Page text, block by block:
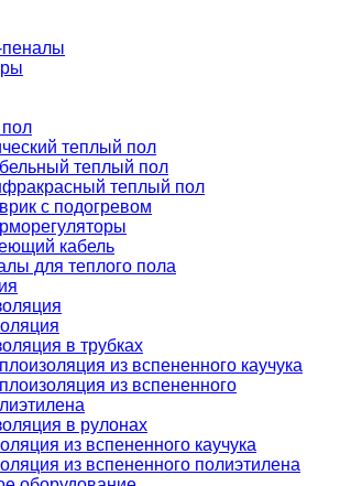
теплый пол
теплый пол
теплый пол
с подогревом
кабель
для теплого пола
в трубках
из вспененного каучука
из вспененного
в рулонах
из вспененного каучука
из вспененного полиэтилена